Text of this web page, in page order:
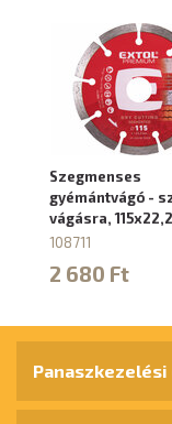
Szegmenses
gyémántvágó -
vágásra,
108711
2 680 Ft